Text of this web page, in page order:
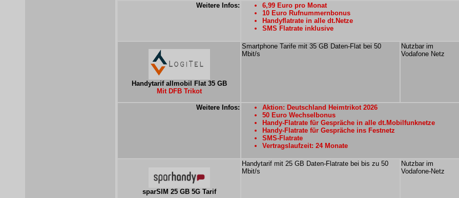
Weitere Infos:
6,99 Euro pro Monat
10 Euro Rufnummernbonus
Handyflatrate in alle dt.Netze
SMS Flatrate inklusive
Handytarif allmobil Flat 35 GB
Mit DFB Trikot
Smartphone Tarife mit 35 GB Daten-Flat bei 50
Mbit/s
Nutzbar im
Vodafone Netz
Weitere Infos:
Aktion: Deutschland Heimtrikot 2026
50 Euro Wechselbonus
Handy-Flatrate für Gespräche in alle dt.Mobilfunknetze
Handy-Flatrate für Gespräche ins Festnetz
SMS-Flatrate
Vertragslaufzeit: 24 Monate
sparSIM 25 GB 5G Tarif
Handytarif mit 25 GB Daten-Flatrate bei bis zu 50
Mbit/s
Nutzbar im
Vodafone-Netz